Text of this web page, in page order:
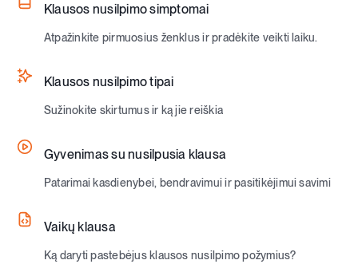
Klausos nusilpimo simptomai
Atpažinkite pirmuosius ženklus ir pradėkite veikti laiku.
Klausos nusilpimo tipai
Sužinokite skirtumus ir ką jie reiškia
Gyvenimas su nusilpusia klausa
Patarimai kasdienybei, bendravimui ir pasitikėjimui savimi
Vaikų klausa
Ką daryti pastebėjus klausos nusilpimo požymius?